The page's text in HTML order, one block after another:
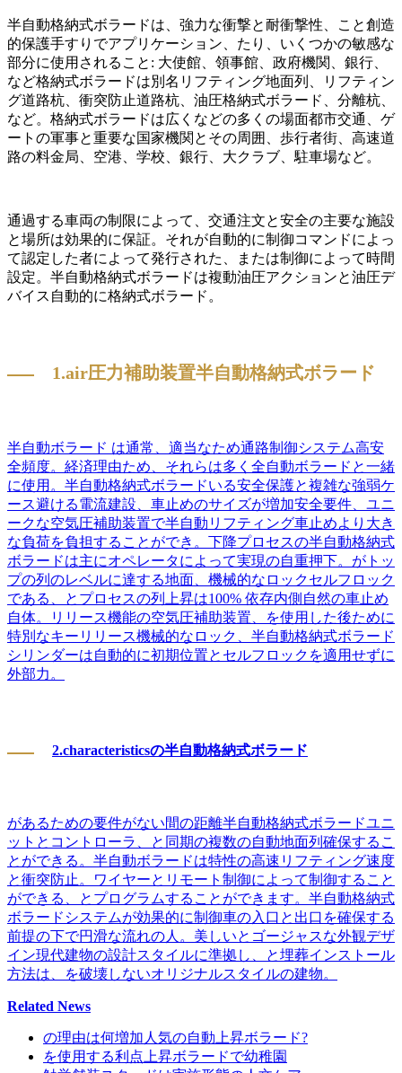
半自動格納式ボラードは、強力な衝撃と耐衝撃性、こと創造
的保護手すりでアプリケーション、たり、いくつかの敏感な
部分に使用されること: 大使館、領事館、政府機関、銀行、
など格納式ボラードは別名リフティング地面列、リフティン
グ道路杭、衝突防止道路杭、油圧格納式ボラード、分離杭、
など。格納式ボラードは広くなどの多くの場面都市交通、ゲ
ートの軍事と重要な国家機関とその周囲、歩行者街、高速道
路の料金局、空港、学校、銀行、大クラブ、駐車場など。
通過する車両の制限によって、交通注文と安全の主要な施設
と場所は効果的に保証。それが自動的に制御コマンドによっ
て認定した者によって発行された、または制御によって時間
設定。半自動格納式ボラードは複動油圧アクションと油圧デ
バイス自動的に格納式ボラード。
1.air圧力補助装置半自動格納式ボラード
半自動ボラード は通常、適当なため通路制御システム高安
全頻度。経済理由ため、それらは多く全自動ボラードと一緒
に使用。半自動格納式ボラードいる安全保護と複雑な強弱ケ
ース避ける電流建設、車止めのサイズが増加安全要件、ユニ
ークな空気圧補助装置で半自動リフティング車止めより大き
な負荷を負担することができ。下降プロセスの半自動格納式
ボラードは主にオペレータによって実現の自重押下。がトッ
プの列のレベルに達する地面、機械的なロックセルフロック
である、とプロセスの列上昇は100% 依存内側自然の車止め
自体。リリース機能の空気圧補助装置、を使用した後ために
特別なキーリリース機械的なロック、半自動格納式ボラード
シリンダーは自動的に初期位置とセルフロックを適用せずに
外部力。
2.characteristicsの半自動格納式ボラード
があるための要件がない間の距離半自動格納式ボラードユニ
ットとコントローラ、と同期の複数の自動地面列確保するこ
とができる。半自動ボラードは特性の高速リフティング速度
と衝突防止。ワイヤーとリモート制御によって制御すること
ができる、とプログラムすることができます。半自動格納式
ボラードシステムが効果的に制御車の入口と出口を確保する
前提の下で円滑な流れの人。美しいとゴージャスな外観デザ
イン現代建物の設計スタイルに準拠し、と埋葬インストール
方法は、を破壊しないオリジナルスタイルの建物。
Related News
の理由は何増加人気の自動上昇ボラード?
を使用する利点上昇ボラードで幼稚園